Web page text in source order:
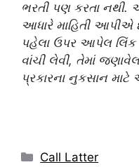
ભરતી પણ કરતા નથી.
આધારે માહિતી આપીએ
પહેલા ઉપર આપેલ લિંક
વાંચી લેવી, તેમાં
પ્રકારના નુકસાન
Categories
Call Latter